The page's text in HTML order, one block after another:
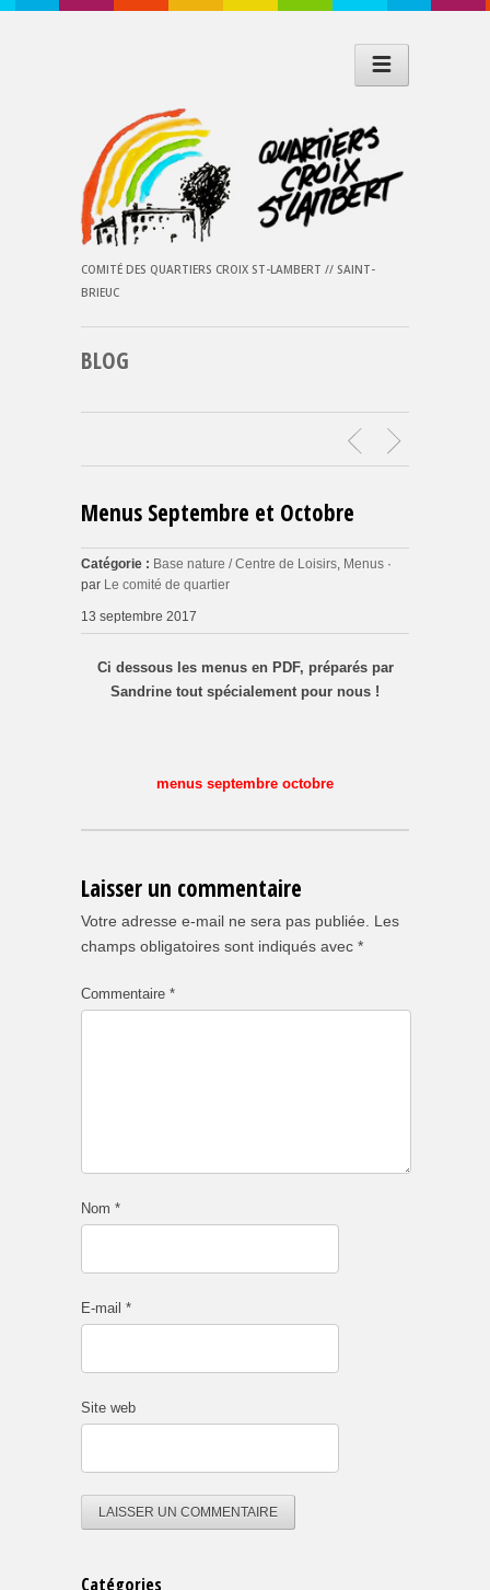
COMITÉ DES QUARTIERS CROIX ST-LAMBERT // SAINT-
BRIEUC
BLOG
Menus Septembre et Octobre
Catégorie : Base nature / Centre de Loisirs, Menus ·
par Le comité de quartier
13 septembre 2017
Ci dessous les menus en PDF, préparés par
Sandrine tout spécialement pour nous !
menus septembre octobre
Laisser un commentaire
Votre adresse e-mail ne sera pas publiée.
Les
champs obligatoires sont indiqués avec *
Commentaire *
Nom *
E-mail *
Site web
Catégories